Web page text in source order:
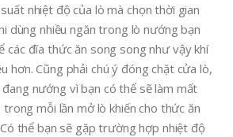
nhiệt độ của lò mà chọn thời gian
dùng nhiều ngăn trong lò nướng bạn
các đĩa thức ăn song song như vậy khí
hơn. Cũng phải chú ý đóng chặt cửa lò,
nướng vì bạn có thể sẽ làm mất
mỗi lần mở lò khiến cho thức ăn
thể bạn sẽ gặp trường hợp nhiệt độ